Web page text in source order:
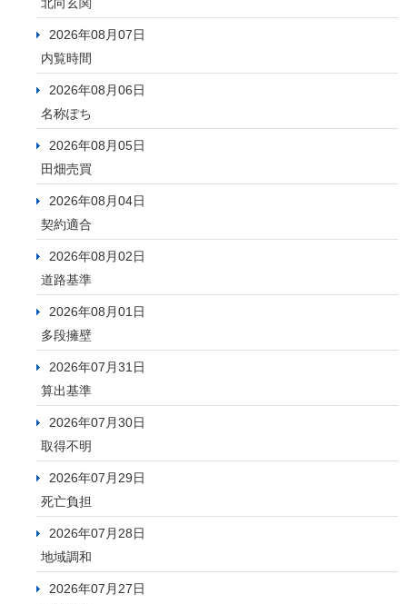
北向玄関
2026年08月07日
内覧時間
2026年08月06日
名称ぽち
2026年08月05日
田畑売買
2026年08月04日
契約適合
2026年08月02日
道路基準
2026年08月01日
多段擁壁
2026年07月31日
算出基準
2026年07月30日
取得不明
2026年07月29日
死亡負担
2026年07月28日
地域調和
2026年07月27日